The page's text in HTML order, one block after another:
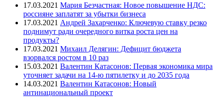
Горбачёв Михаил
Греф Герман
Грибаускайте Даля
Губарев Павел
Гурьянов Антон
Дамаскин (Орловский) архимандрит
Де Маржери Кристоф
Делягин Михаил
Друзь Игорь
Дугин Александр
Евтушенков Владимир
17.03.2021 Мария Безчастная: Новое повышение НДС:
россияне заплатят за убытки бизнеса
17.03.2021 Андрей Захарченко: Ключевую ставку резко
поднимут ради очередного витка роста цен на
продукты?
17.03.2021 Михаил Делягин: Дефицит бюджета
взорвался ростом в 10 раз
15.03.2021 Валентин Катасонов: Первая экономика мира
уточняет задачи на 14-ю пятилетку и до 2035 года
14.03.2021 Валентин Катасонов: Новый
антинациональный проект